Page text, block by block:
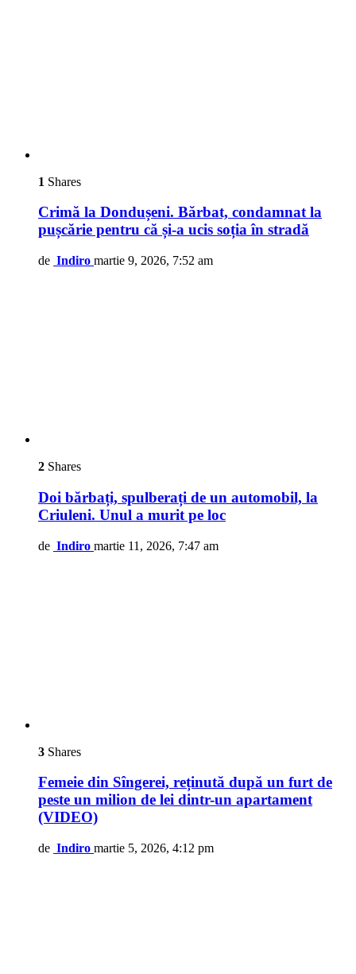
1 Shares
Crimă la Dondușeni. Bărbat, condamnat la
pușcărie pentru că și-a ucis soția în stradă
de Indiro martie 9, 2026, 7:52 am
2 Shares
Doi bărbați, spulberați de un automobil, la
Criuleni. Unul a murit pe loc
de Indiro martie 11, 2026, 7:47 am
3 Shares
Femeie din Sîngerei, reținută după un furt de
peste un milion de lei dintr-un apartament
(VIDEO)
de Indiro martie 5, 2026, 4:12 pm